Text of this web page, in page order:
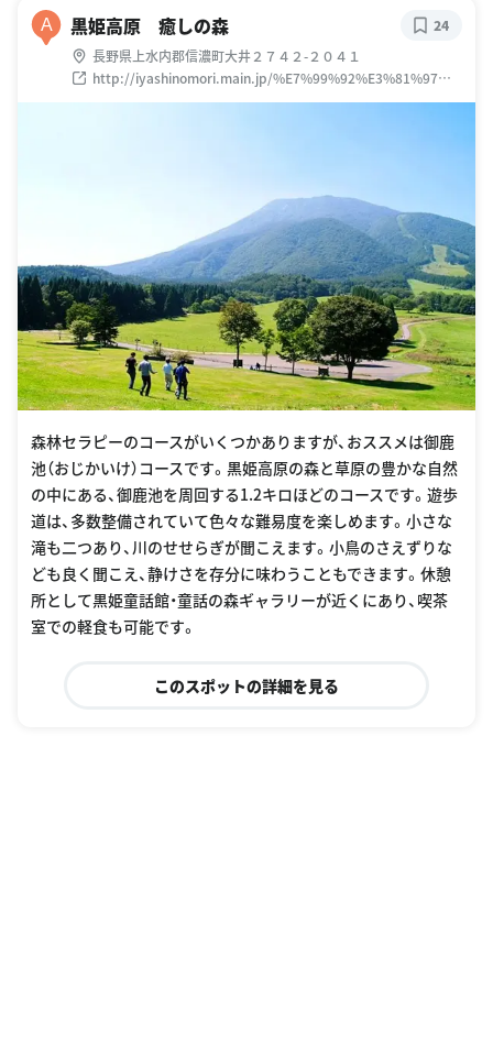
A 黒姫高原 癒しの森
長野県上水内郡信濃町大井２７４２-２０４１
http://iyashinomori.main.jp/%E7%99%92%E3%81%97%E
3%81%AE%E6%A3%AE%E3%82%B3%E3%83%BC%E3%82
24
森林セラピーのコースがいくつかありますが、おススメは御鹿
池（おじかいけ）コースです。黒姫高原の森と草原の豊かな自然
の中にある、御鹿池を周回する1.2キロほどのコースです。遊歩
道は、多数整備されていて色々な難易度を楽しめます。小さな
滝も二つあり、川のせせらぎが聞こえます。小鳥のさえずりな
ども良く聞こえ、静けさを存分に味わうこともできます。休憩
所として黒姫童話館・童話の森ギャラリーが近くにあり、喫茶
室での軽食も可能です。
このスポットの詳細を見る